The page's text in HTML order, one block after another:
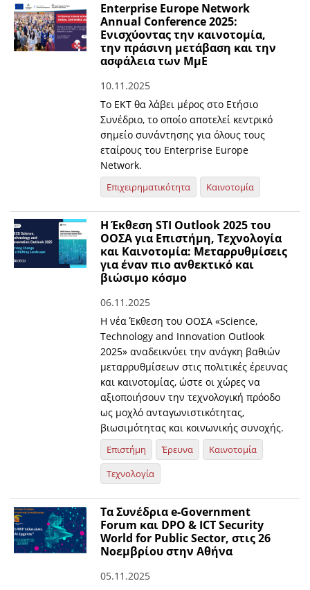
Enterprise Europe Network
Annual Conference 2025:
Ενισχύοντας την καινοτομία,
την πράσινη μετάβαση και την
ασφάλεια των ΜμΕ
10.11.2025
Το ΕΚΤ θα λάβει μέρος στο Ετήσιο
Συνέδριο, το οποίο αποτελεί κεντρικό
σημείο συνάντησης για όλους τους
εταίρους του Enterprise Europe
Network.
Επιχειρηματικότητα Καινοτομία
Η Έκθεση STI Outlook 2025 του
ΟΟΣΑ για Επιστήμη, Τεχνολογία
και Καινοτομία: Μεταρρυθμίσεις
για έναν πιο ανθεκτικό και
βιώσιμο κόσμο
06.11.2025
Η νέα Έκθεση του ΟΟΣΑ «Science,
Technology and Innovation Outlook
2025» αναδεικνύει την ανάγκη βαθιών
μεταρρυθμίσεων στις πολιτικές έρευνας
και καινοτομίας, ώστε οι χώρες να
αξιοποιήσουν την τεχνολογική πρόοδο
ως μοχλό ανταγωνιστικότητας,
βιωσιμότητας και κοινωνικής συνοχής.
Επιστήμη Έρευνα
Καινοτομία
Τεχνολογία
Τα Συνέδρια e-Government
Forum και DPO & ICT Security
World for Public Sector, στις 26
Νοεμβρίου στην Αθήνα
05.11.2025